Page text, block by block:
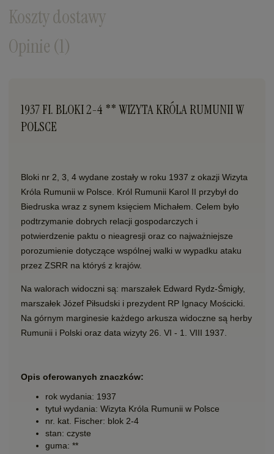
Koszty dostawy
Opinie (1)
1937 FI. BLOKI 2-4 ** WIZYTA KRÓLA RUMUNII W
POLSCE
Bloki nr 2, 3, 4 wydane zostały w roku 1937 z okazji Wizyta
Króla Rumunii w Polsce. Król Rumunii Karol II przybył do
Biedruska wraz z synem księciem Michałem. Celem było
podtrzymanie dobrych relacji gospodarczych i
potwierdzenie paktu o nieagresji oraz co najważniejsze
porozumienie dotyczące wspólnej walki w wypadku ataku
przez ZSRR na któryś z krajów.
Na walorach widoczni są: marszałek Edward Rydz-Śmigły,
marszałek Józef Piłsudski i prezydent RP Ignacy Mościcki.
Na górnym marginesie każdego arkusza widoczne są herby
Rumunii i Polski oraz data wizyty 26. VI - 1. VIII 1937.
Opis oferowanych znaczków:
rok wydania: 1937
tytuł wydania: Wizyta Króla Rumunii w Polsce
nr. kat. Fischer: blok 2-4
stan: czyste
guma: **